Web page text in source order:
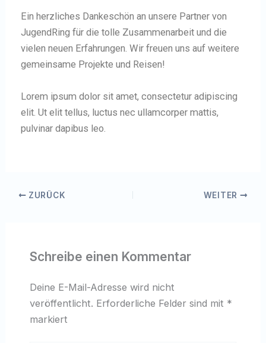
Ein herzliches Dankeschön an unsere Partner von
JugendRing für die tolle Zusammenarbeit und die
vielen neuen Erfahrungen. Wir freuen uns auf weitere
gemeinsame Projekte und Reisen!
Lorem ipsum dolor sit amet, consectetur adipiscing
elit. Ut elit tellus, luctus nec ullamcorper mattis,
pulvinar dapibus leo.
ZURÜCK WEITER
Schreibe einen Kommentar
Deine E-Mail-Adresse wird nicht
veröffentlicht. Erforderliche Felder sind mit *
markiert